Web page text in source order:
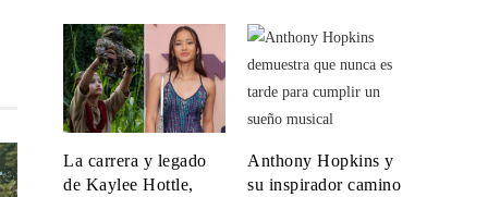
La carrera y legado
de Kaylee Hottle,
Anthony Hopkins y
su inspirador camino